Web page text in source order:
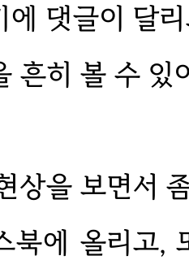
에 댓글이 달
흔히 볼 수 있
상을 보면서
북에 올리고,